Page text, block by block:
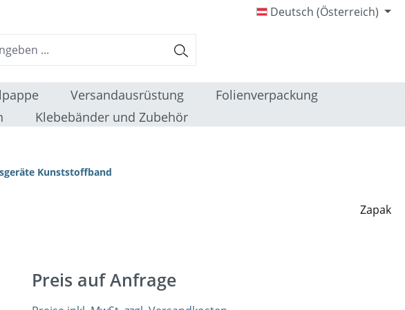
Deutsch (Österreich)
Versandausrüstung
Folienverpackung
Klebebänder und Zubehör
Kunststoffband
Zapak
Preis auf Anfrage